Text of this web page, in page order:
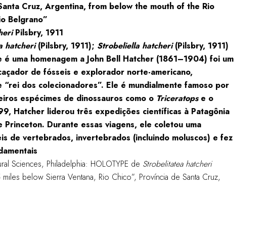
Cruz, Argentina, from below the mouth of the Rio
Belgrano”
Pilsbry, 1911
hatcheri(Pilsbry, 1911); Strobeliella hatcheri(Pilsbry, 1911)
é uma homenagem a John Bell Hatcher (1861–1904) foi um
de fósseis e explorador norte-americano,
dos colecionadores”. Ele é mundialmente famoso por
espécimes de dinossauros como oTriceratopse o
Hatcher liderou três expedições científicas à Patagônia
Princeton. Durante essas viagens, ele coletou uma
de vertebrados, invertebrados (incluindo moluscos) e fez
Sciences, Philadelphia: HOLOTYPE de Strobelitatea hatcheri
below Sierra Ventana, Rio Chico”, Província de Santa Cruz,